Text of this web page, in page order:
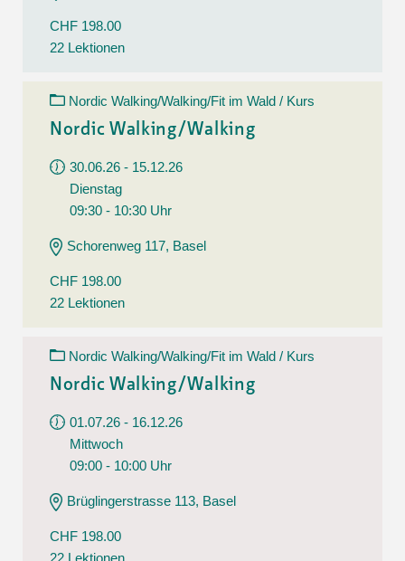
CHF 198.00
22 Lektionen
Nordic Walking/Walking/Fit im Wald / Kurs
Nordic Walking/Walking
30.06.26 - 15.12.26
Dienstag
09:30 - 10:30 Uhr
Schorenweg 117, Basel
CHF 198.00
22 Lektionen
Nordic Walking/Walking/Fit im Wald / Kurs
Nordic Walking/Walking
01.07.26 - 16.12.26
Mittwoch
09:00 - 10:00 Uhr
Brüglingerstrasse 113, Basel
CHF 198.00
22 Lektionen